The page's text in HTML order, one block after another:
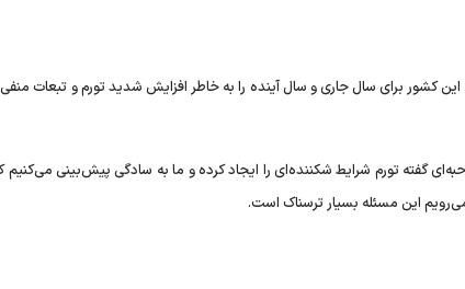
برای سال جاری و سال آینده را‌‌‌‌‌‌‌‌‌‌‌‌‌‌‌‌‌‌‌‌‌‌‌‌‌‌‌ به خاطر افزایش شدید تورم و تبعات
گفته تورم شرایط شکننده‌ای را‌‌‌‌‌‌‌‌‌‌‌‌‌‌‌‌‌‌‌‌‌‌‌‌‌‌‌ ایجاد کرده و ما به سادگی پیش‌بینی می‌کنیم
این مسئله بسیار ترسناک است.